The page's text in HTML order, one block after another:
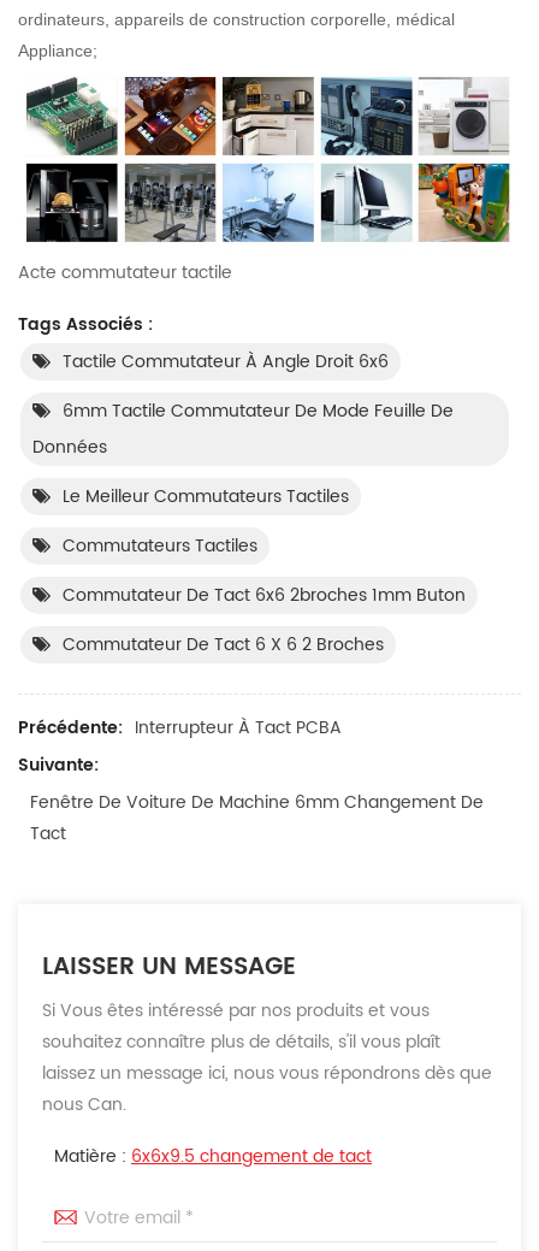
ordinateurs, appareils de construction corporelle, médical
Appliance;
Acte commutateur tactile
Tags Associés :
Tactile Commutateur À Angle Droit 6x6
6mm Tactile Commutateur De Mode Feuille De
Données
Le Meilleur Commutateurs Tactiles
Commutateurs Tactiles
Commutateur De Tact 6x6 2broches 1mm Buton
Commutateur De Tact 6 X 6 2 Broches
Précédente: Interrupteur À Tact PCBA
Suivante:
Fenêtre De Voiture De Machine 6mm Changement De
Tact
LAISSER UN MESSAGE
Si Vous êtes intéressé par nos produits et vous
souhaitez connaître plus de détails, s'il vous plaît
laissez un message ici, nous vous répondrons dès que
nous Can.
Matière : 6x6x9.5 changement de tact